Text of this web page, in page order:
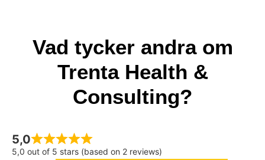
Vad tycker andra om
Trenta Health &
Consulting?
5,0
5,0 out of 5 stars (based on 2 reviews)